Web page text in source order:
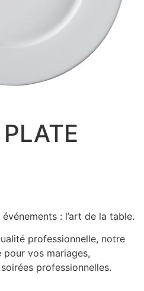
: l’art de la table.
professionnelle, notre
pour vos mariages,
professionnelles.